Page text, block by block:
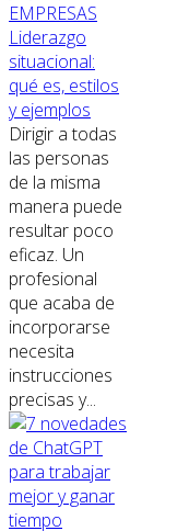
EMPRESAS
Liderazgo
situacional:
qué es, estilos
y ejemplos
Dirigir a todas
las personas
de la misma
manera puede
resultar poco
eficaz. Un
profesional
que acaba de
incorporarse
necesita
instrucciones
precisas y...